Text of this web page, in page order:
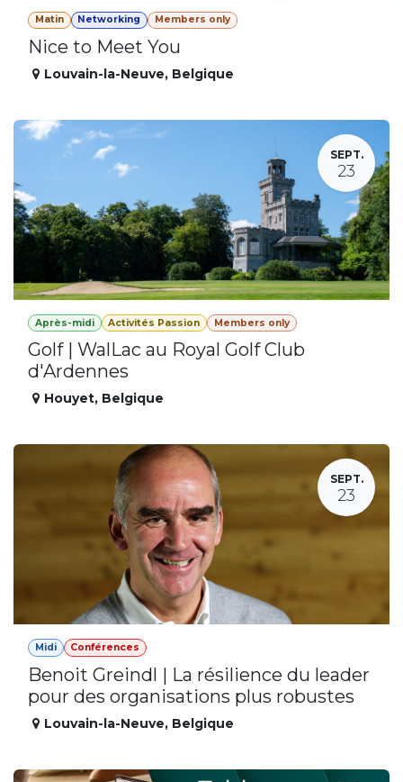
Matin Networking Members only
Nice to Meet You
Louvain-la-Neuve, Belgique
SEPT.
23
Après-midi Activités Passion Members only
Golf | WalLac au Royal Golf Club
d'Ardennes
Houyet, Belgique
SEPT.
23
Midi Conférences
Benoit Greindl | La résilience du leader
pour des organisations plus robustes
Louvain-la-Neuve, Belgique